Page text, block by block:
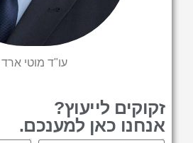
עו"ד מוטי ארד
זקוקים לייעוץ?
אנחנו כאן למענכם.